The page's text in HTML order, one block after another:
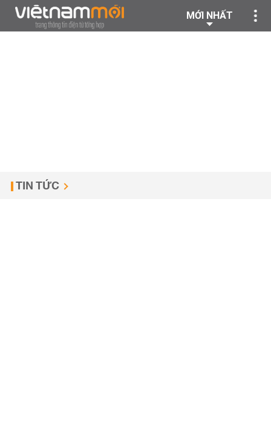
MỚI NHẤT
TIN TỨC